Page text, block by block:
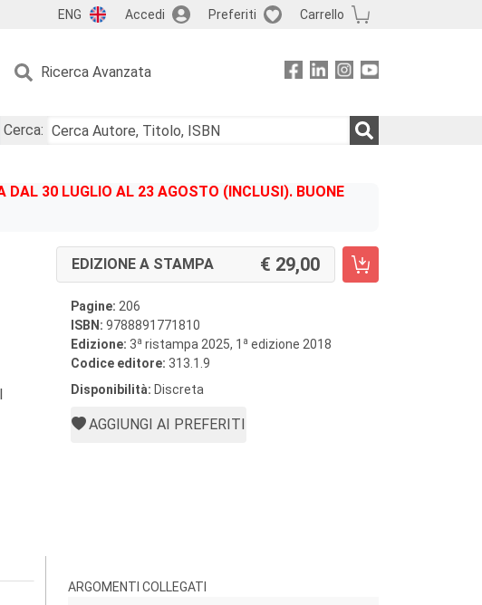
ENG Accedi Preferiti Carrello
Ricerca Avanzata
Cerca:
DAL 30 LUGLIO AL 23 AGOSTO (INCLUSI). BUONE
EDIZIONE A STAMPA 29,00
Pagine: 206
ISBN: 9788891771810
Edizione: 3a ristampa 2025, 1 a edizione 2018
Codice editore: 313.1.9
Disponibilità: Discreta
AGGIUNGI AI PREFERITI
ARGOMENTI COLLEGATI